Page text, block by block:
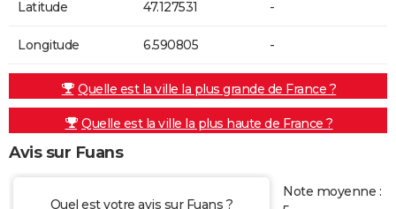
Latitude 47.127531 -
Longitude 6.590805 -
Quelle est la ville la plus grande de France ?
Quelle est la ville la plus haute de France ?
Avis sur Fuans
Quel est votre avis sur Fuans ?
Note moyenne :